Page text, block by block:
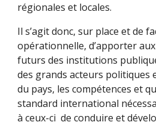
régionales et locales.
Il s’agit donc, sur place et de
opérationnelle, d’apporter
futurs des institutions
des grands acteurs politiques
du pays, les compétences et
standard international
à ceux-ci  de conduire et